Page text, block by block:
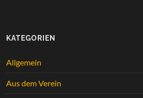
KATEGORIEN
Allgemein
Aus dem Verein